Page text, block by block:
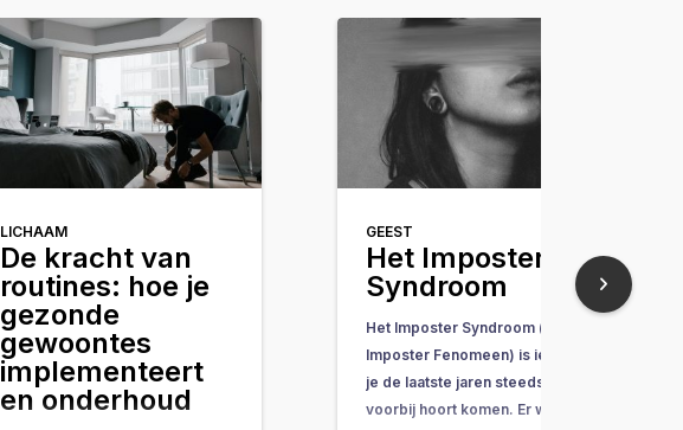
LICHAAM
De kracht van
routines: hoe je
gezonde
gewoontes
implementeert
en onderhoud
GEEST
Het Imposter
Syndroom
Het Imposter Syndroom (of
Imposter Fenomeen) is iets wat
je de laatste jaren steeds vaker
voorbij hoort komen. Er wordt